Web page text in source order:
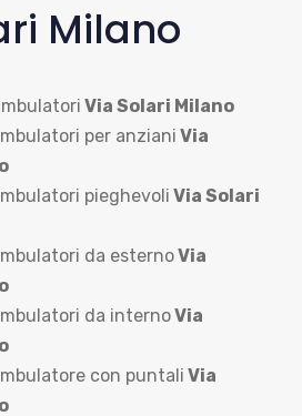
Milano
Via Solari Milano
per anziani Via
pieghevoli Via Solari
da esternoVia
da internoVia
con puntali Via